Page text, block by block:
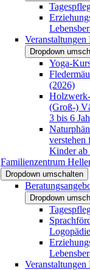
Dropdown
Yoga-
(2026)
(Groß-)
3 bis 6
verstehen
Kinder ab
Familienzentrum
Dropdown umschalten
Dropdown
Logopädie